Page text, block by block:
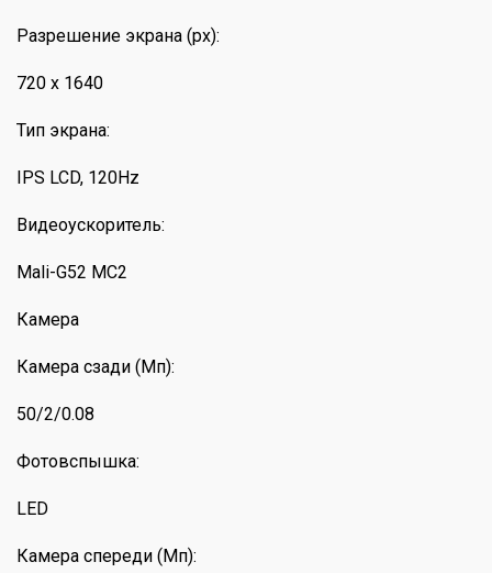
Разрешение экрана (px):
720 x 1640
Тип экрана:
IPS LCD, 120Hz
Видеоускоритель:
Mali-G52 MC2
Камера
Камера сзади (Мп):
50/2/0.08
Фотовспышка:
LED
Камера спереди (Мп):